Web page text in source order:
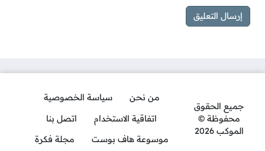
جميع الحقوق
محفوظة ©
الموكب 2026
من نحن
سياسة الخصوصية
اتفاقية الاستخدام
اتصل بنا
موسوعة هاف بوست
مجلة فكرة